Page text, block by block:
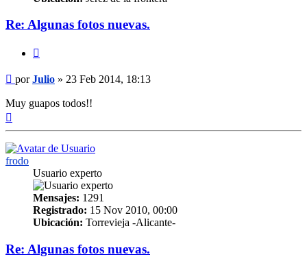
Re: Algunas fotos nuevas.
Mensaje
porJulio » 23 Feb 2014, 18:13
Muy guapos todos!!
frodo
Usuario experto
Mensajes: 1291
Registrado: 15 Nov 2010, 00:00
Ubicación: Torrevieja -Alicante-
Re: Algunas fotos nuevas.